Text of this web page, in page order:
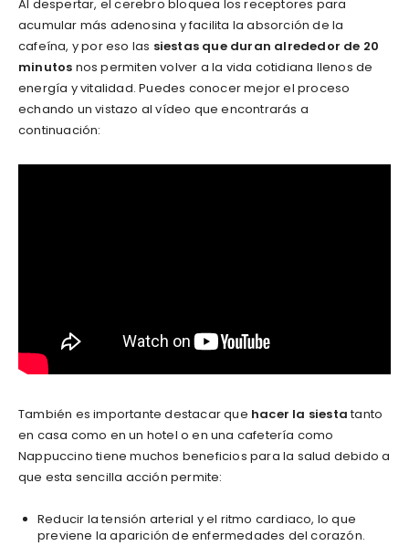
Al despertar, el cerebro bloquea los receptores para
acumular más adenosina y facilita la absorción de la
cafeína, y por eso las siestas que duran alrededor de 20
minutos nos permiten volver a la vida cotidiana llenos de
energía y vitalidad. Puedes conocer mejor el proceso
echando un vistazo al vídeo que encontrarás a
continuación:
También es importante destacar que hacer la siestatanto
en casa como en un hotel o en una cafetería como
Nappuccino tiene muchos beneficios para la salud debido a
que esta sencilla acción permite:
Reducir la tensión arterial y el ritmo cardiaco, lo que
previene la aparición de enfermedades del corazón.